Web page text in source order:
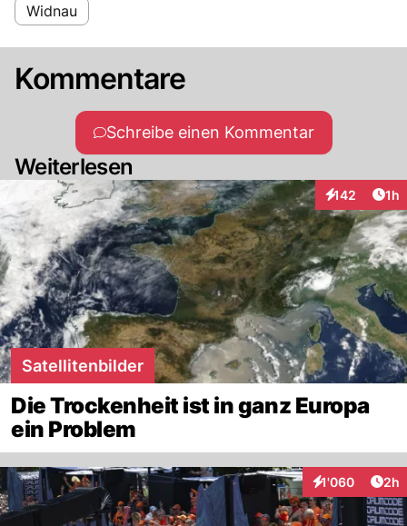
Widnau
Kommentare
Schreibe einen Kommentar
Weiterlesen
142
Interaktionen
1h
Satellitenbilder
Die Trockenheit ist in ganz Europa
ein Problem
1'060
Interaktionen2h